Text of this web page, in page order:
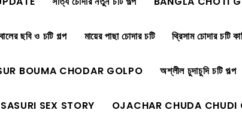
ছবি ও চটি গল্প মায়ের পাছা চোদার চটি থ্রিসাম চোদার চটি
BOUMA CHODAR GOLPO অশ্লীল চুদাচুদি চটি গল্প
SEX STORY OJACHAR CHUDA CHUDI